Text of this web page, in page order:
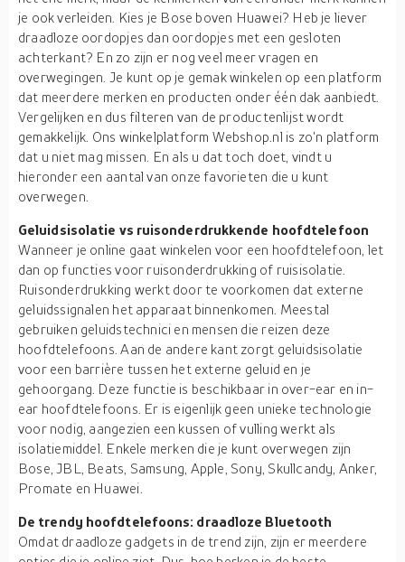
je ook verleiden. Kies je Bose boven Huawei? Heb je liever
draadloze oordopjes dan oordopjes met een gesloten
achterkant? En zo zijn er nog veel meer vragen en
overwegingen. Je kunt op je gemak winkelen op een platform
dat meerdere merken en producten onder één dak aanbiedt.
Vergelijken en dus filteren van de productenlijst wordt
gemakkelijk. Ons winkelplatform Webshop.nl is zo'n platform
dat u niet mag missen. En als u dat toch doet, vindt u
hieronder een aantal van onze favorieten die u kunt
overwegen.
Geluidsisolatie vs ruisonderdrukkende hoofdtelefoon
Wanneer je online gaat winkelen voor een hoofdtelefoon, let
dan op functies voor ruisonderdrukking of ruisisolatie.
Ruisonderdrukking werkt door te voorkomen dat externe
geluidssignalen het apparaat binnenkomen. Meestal
gebruiken geluidstechnici en mensen die reizen deze
hoofdtelefoons. Aan de andere kant zorgt geluidsisolatie
voor een barrière tussen het externe geluid en je
gehoorgang. Deze functie is beschikbaar in over-ear en in-
ear hoofdtelefoons. Er is eigenlijk geen unieke technologie
voor nodig, aangezien een kussen of vulling werkt als
isolatiemiddel. Enkele merken die je kunt overwegen zijn
Bose, JBL, Beats, Samsung, Apple, Sony, Skullcandy, Anker,
Promate en Huawei.
De trendy hoofdtelefoons: draadloze Bluetooth
Omdat draadloze gadgets in de trend zijn, zijn er meerdere